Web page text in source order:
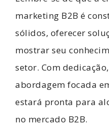
marketing B2B é
sólidos, oferecer
mostrar seu
setor. Com
abordagem focada
estará pronta para
no mercado B2B.